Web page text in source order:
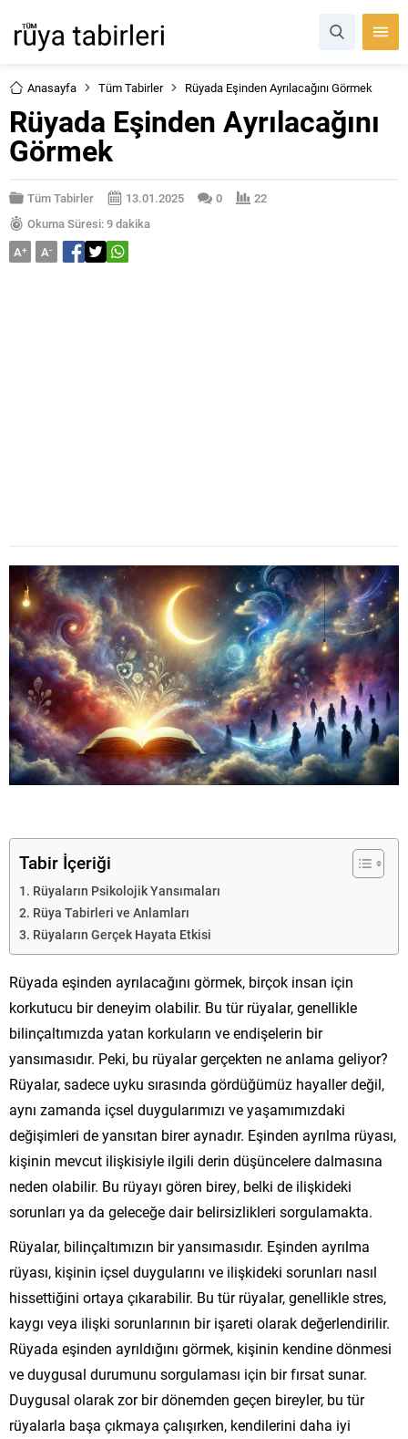
Anasayfa Tüm Tabirler Rüyada Eşinden Ayrılacağını Görmek
Rüyada Eşinden Ayrılacağını
Görmek
Tüm Tabirler 13.01.2025 0
22
Okuma Süresi: 9 dakika
A+ A-
Tabir İçeriği
Rüyaların Psikolojik Yansımaları
Rüya Tabirleri ve Anlamları
Rüyaların Gerçek Hayata Etkisi
Rüyada eşinden ayrılacağını görmek, birçok insan için
korkutucu bir deneyim olabilir. Bu tür rüyalar, genellikle
bilinçaltımızda yatan korkuların ve endişelerin bir
yansımasıdır. Peki, bu rüyalar gerçekten ne anlama geliyor?
Rüyalar, sadece uyku sırasında gördüğümüz hayaller değil,
aynı zamanda içsel duygularımızı ve yaşamımızdaki
değişimleri de yansıtan birer aynadır. Eşinden ayrılma rüyası,
kişinin mevcut ilişkisiyle ilgili derin düşüncelere dalmasına
neden olabilir. Bu rüyayı gören birey, belki de ilişkideki
sorunları ya da geleceğe dair belirsizlikleri sorgulamakta.
Rüyalar, bilinçaltımızın bir yansımasıdır. Eşinden ayrılma
rüyası, kişinin içsel duygularını ve ilişkideki sorunları nasıl
hissettiğini ortaya çıkarabilir. Bu tür rüyalar, genellikle stres,
kaygı veya ilişki sorunlarının bir işareti olarak değerlendirilir.
Rüyada eşinden ayrıldığını görmek, kişinin kendine dönmesi
ve duygusal durumunu sorgulaması için bir fırsat sunar.
Duygusal olarak zor bir dönemden geçen bireyler, bu tür
rüyalarla başa çıkmaya çalışırken, kendilerini daha iyi